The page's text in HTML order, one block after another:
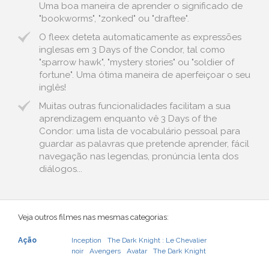
Uma boa maneira de aprender o significado de
"bookworms", "zonked" ou "draftee".
O fleex deteta automaticamente as expressões
inglesas em 3 Days of the Condor, tal como
"sparrow hawk", "mystery stories" ou "soldier of
fortune". Uma ótima maneira de aperfeiçoar o seu
inglês!
Muitas outras funcionalidades facilitam a sua
aprendizagem enquanto vê 3 Days of the
Condor: uma lista de vocabulário pessoal para
guardar as palavras que pretende aprender, fácil
navegação nas legendas, pronúncia lenta dos
diálogos...
Veja outros filmes nas mesmas categorias:
Ação Inception
The Dark Knight : Le Chevalier
noir
Avengers Avatar
The Dark Knight